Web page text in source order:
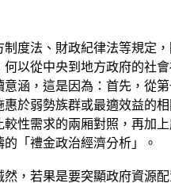
度法、財政紀律法等規定
以從中央到地方政府的社
涵，這是因為：首先，從
於弱勢族群或最適效益的
性需求的兩厢對照，再加
「禮金政治經濟分析」。
，若果是要突顯政府資源